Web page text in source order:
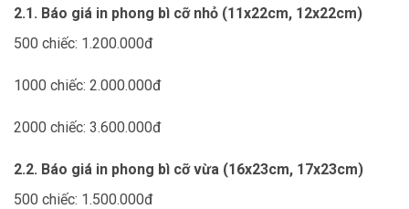
2.1. Báo giá in phong bì cỡ nhỏ (11x22cm, 12x22cm)
500 chiếc: 1.200.000đ
1000 chiếc: 2.000.000đ
2000 chiếc: 3.600.000đ
2.2. Báo giá in phong bì cỡ vừa (16x23cm, 17x23cm)
500 chiếc: 1.500.000đ